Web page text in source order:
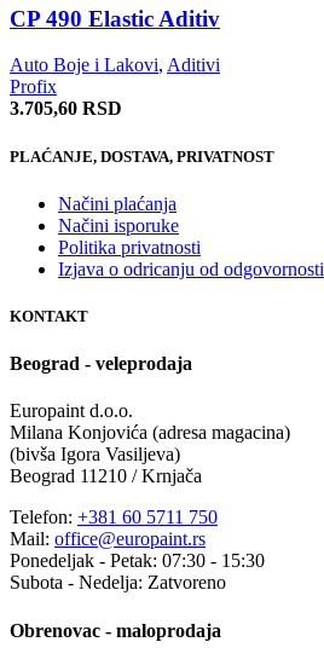
CP 490 Elastic Aditiv
Auto Boje i Lakovi, Aditivi
Profix
3.705,60 RSD
PLAĆANJE, DOSTAVA, PRIVATNOST
Načini plaćanja
Načini isporuke
Politika privatnosti
Izjava o odricanju od odgovornosti
KONTAKT
Beograd - veleprodaja
Europaint d.o.o.
Milana Konjovića (adresa magacina)
(bivša Igora Vasiljeva)
Beograd 11210 / Krnjača
Telefon: +381 60 5711 750
Mail: office@europaint.rs
Ponedeljak - Petak: 07:30 - 15:30
Subota - Nedelja: Zatvoreno
Obrenovac - maloprodaja